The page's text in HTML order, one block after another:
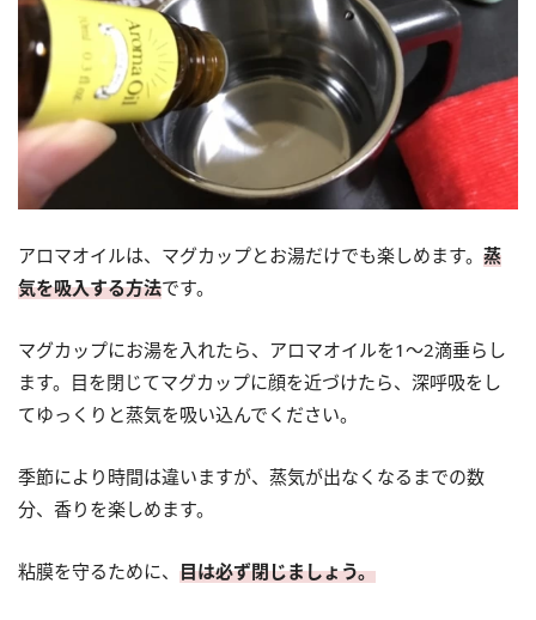
アロマオイルは、マグカップとお湯だけでも楽しめます。 蒸
気を吸入する方法です。
マグカップにお湯を入れたら、アロマオイルを1～2滴垂らし
ます。目を閉じてマグカップに顔を近づけたら、深呼吸をし
てゆっくりと蒸気を吸い込んでください。
季節により時間は違いますが、蒸気が出なくなるまでの数
分、香りを楽しめます。
粘膜を守るために、 目は必ず閉じましょう。